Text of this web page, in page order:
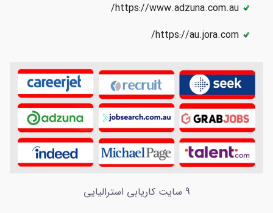
https://www.adzuna.com.au/
https://au.jora.com/
9 سایت‌ کاریابی استرالیایی